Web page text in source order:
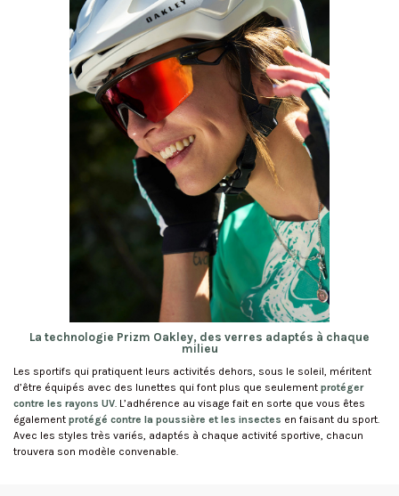
La technologie Prizm Oakley, des verres adaptés à chaque
milieu
Les sportifs qui pratiquent leurs activités dehors, sous le soleil, méritent
d’être équipés avec des lunettes qui font plus que seulement protéger
contre les rayons UV. L’adhérence au visage fait en sorte que vous êtes
également protégé contre la poussière et les insectes en faisant du sport.
Avec les styles très variés, adaptés à chaque activité sportive, chacun
trouvera son modèle convenable.